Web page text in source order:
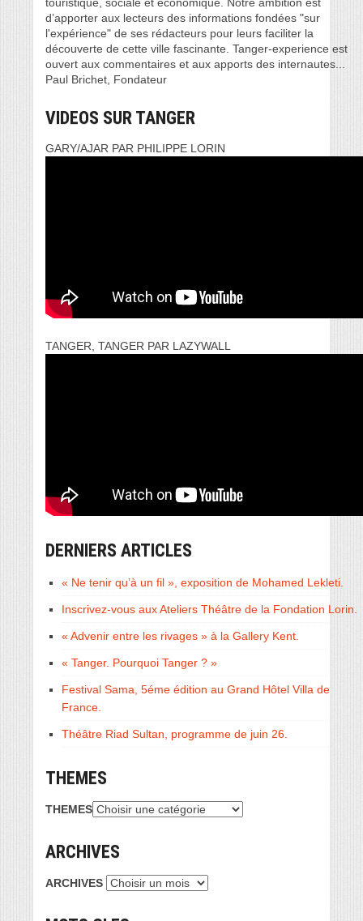
d’apporter aux lecteurs des informations fondées "sur
l'expérience" de ses rédacteurs pour leurs faciliter la
découverte de cette ville fascinante. Tanger-experience est
ouvert aux commentaires et aux apports des internautes...
Paul Brichet, Fondateur
VIDEOS SUR TANGER
GARY/AJAR PAR PHILIPPE LORIN
TANGER, TANGER PAR LAZYWALL
DERNIERS ARTICLES
« Ne tenir qu’à un fil », exposition de Mohamed Lekleti.
Inscrivez-vous aux Ateliers Théâtre de la Fondation Lorin.
« Advenir entre les rivages » à la Gallery Kent.
« Tanger. Pourquoi Tanger ? »
Festival Sama, 5éme édition au Grand Hôtel Villa de
France.
Théâtre Riad Sultan, programme de juin 26.
THEMES
THEMES
ARCHIVES
ARCHIVES